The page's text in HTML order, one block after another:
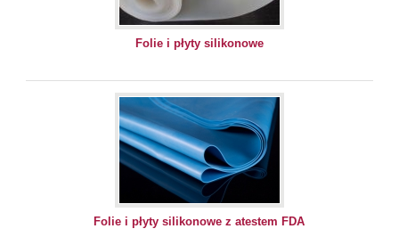
Folie i płyty silikonowe
Folie i płyty silikonowe z atestem FDA